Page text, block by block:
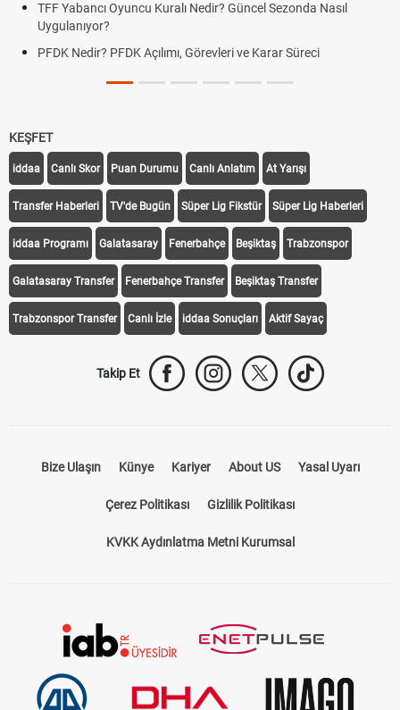
Oyuncu Kuralı Nedir? Güncel Sezonda Nasıl
PFDK Açılımı, Görevleri ve Karar Süreci
KEŞFET
iddaa Canlı Skor Puan Durumu Canlı Anlatım At Yarışı
Transfer Haberleri TV'de Bugün Süper Lig Fikstür Süper Lig Haberleri
iddaa Programı Galatasaray Fenerbahçe Beşiktaş Trabzonspor
Galatasaray Transfer Fenerbahçe Transfer Beşiktaş Transfer
Trabzonspor Transfer Canlı İzle iddaa Sonuçları Aktif Sayaç